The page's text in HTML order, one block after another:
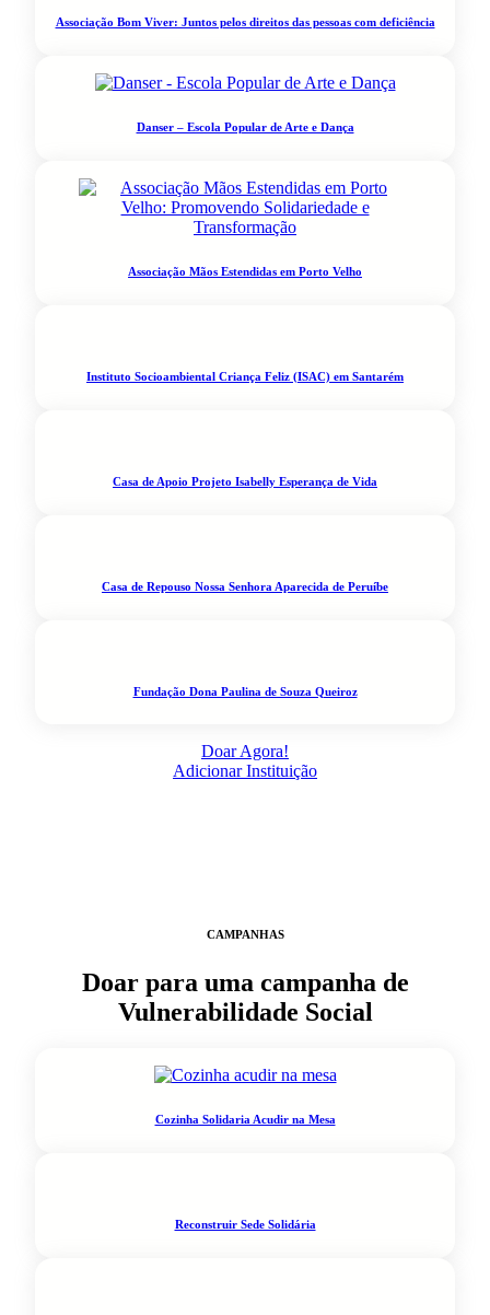
Associação Bom Viver: Juntos pelos direitos das pessoas com deficiência
Danser – Escola Popular de Arte e Dança
Associação Mãos Estendidas em Porto Velho
Instituto Socioambiental Criança Feliz (ISAC) em Santarém
Casa de Apoio Projeto Isabelly Esperança de Vida
Casa de Repouso Nossa Senhora Aparecida de Peruíbe
Fundação Dona Paulina de Souza Queiroz
Doar Agora!
Adicionar Instituição
CAMPANHAS
Doar para uma campanha de
Vulnerabilidade Social
Cozinha Solidaria Acudir na Mesa
Reconstruir Sede Solidária